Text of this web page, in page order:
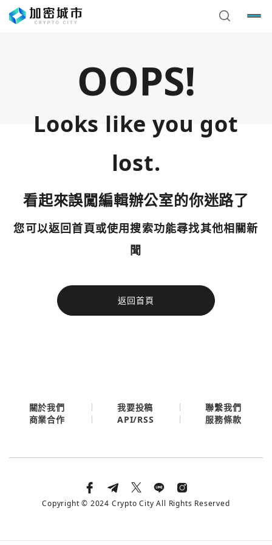
OOPS!
Looks like you got
lost.
看起來誤闖編輯辦公室的你迷路了
您可以返回首頁或使用搜索功能尋找其他相關新
聞
返回首頁
今日熱門
使用以下帳號繼續
您已閒置5分鐘，請點擊關閉按鈕或空白處，即可回到加密
今日熱門
關於我們 我要投稿
聯繫我們
商業合作
API/RSS 服務條款
Copyright © 2024 Crypto City All Rights Reserved